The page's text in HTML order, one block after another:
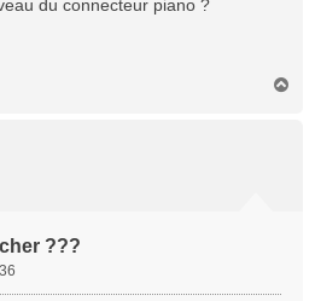
du connecteur piano ?
???